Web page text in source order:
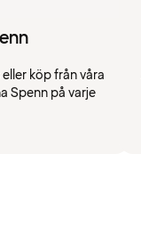
köp från våra
Spenn på varje